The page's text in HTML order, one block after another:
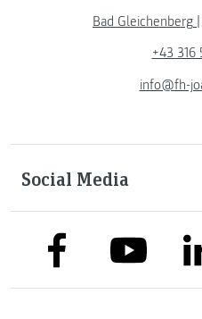
Bad Gleichenberg |
+43 316
info@fh-
Social Media
link to facebooklink to